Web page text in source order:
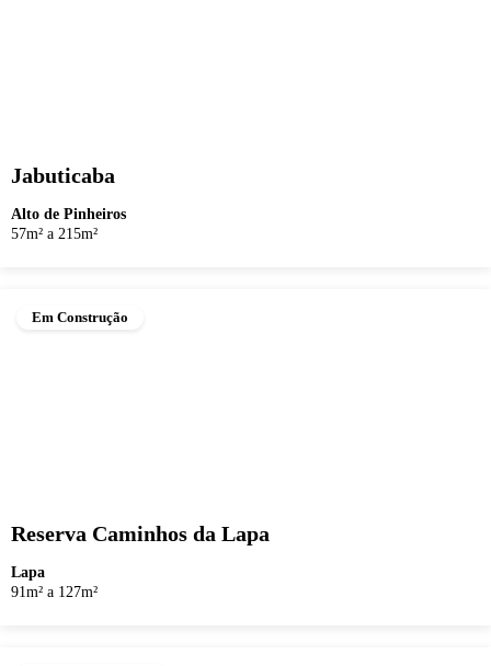
Jabuticaba
Alto de Pinheiros
57m² a 215m²
Em Construção
Reserva Caminhos da Lapa
Lapa
91m² a 127m²